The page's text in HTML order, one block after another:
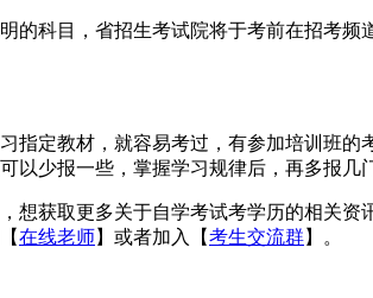
科目，省招生考试院将于考前在招考频
定教材，就容易考过，有参加培训班的
以少报一些，掌握学习规律后，再多报几
获取更多关于自学考试考学历的相关资
在线老师】或者加入【考生交流群】。